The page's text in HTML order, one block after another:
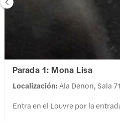
Parada 1: Mona Lisa
Localización:Ala Denon, Sala
Entra en el Louvre por la